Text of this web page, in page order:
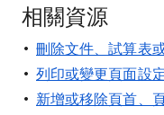
相關資源
刪除文件、試算表
列印或變更頁面設
新增或移除頁首、